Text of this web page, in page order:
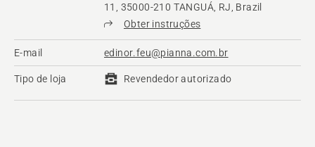
11, 35000-210 TANGUÁ, RJ, Brazil
Obter instruções
E-mail edinor.feu@pianna.com.br
Tipo de loja Revendedor autorizado